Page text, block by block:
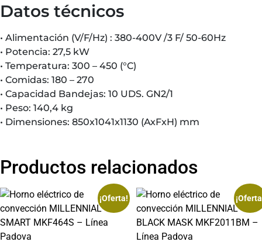
Datos técnicos
• Alimentación (V/F/Hz) : 380-400V /3 F/ 50-60Hz
• Potencia: 27,5 kW
• Temperatura: 300 – 450 (°C)
• Comidas: 180 – 270
• Capacidad Bandejas: 10 UDS. GN2/1
• Peso: 140,4 kg
• Dimensiones: 850x1041x1130 (AxFxH) mm
Productos relacionados
¡Oferta!